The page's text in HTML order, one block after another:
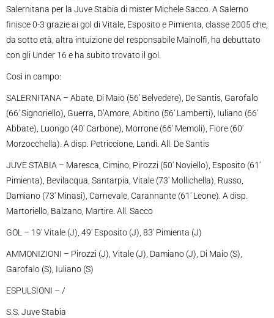
Salernitana per la Juve Stabia di mister Michele Sacco. A Salerno
finisce 0-3 grazie ai gol di Vitale, Esposito e Pimienta, classe 2005 che,
da sotto età, altra intuizione del responsabile Mainolfi, ha debuttato
con gli Under 16 e ha subito trovato il gol.
Così in campo:
SALERNITANA – Abate, Di Maio (56′ Belvedere), De Santis, Garofalo
(66′ Signoriello), Guerra, D’Amore, Abitino (56′ Lamberti), Iuliano (66′
Abbate), Luongo (40′ Carbone), Morrone (66′ Memoli), Fiore (60′
Morzocchella). A disp. Petriccione, Landi. All. De Santis
JUVE STABIA – Maresca, Cimino, Pirozzi (50′ Noviello), Esposito (61′
Pimienta), Bevilacqua, Santarpia, Vitale (73′ Mollichella), Russo,
Damiano (73′ Minasi), Carnevale, Carannante (61′ Leone). A disp.
Martoriello, Balzano, Martire. All. Sacco
GOL – 19′ Vitale (J), 49′ Esposito (J), 83′ Pimienta (J)
AMMONIZIONI – Pirozzi (J), Vitale (J), Damiano (J), Di Maio (S),
Garofalo (S), Iuliano (S)
ESPULSIONI – /
S.S. Juve Stabia